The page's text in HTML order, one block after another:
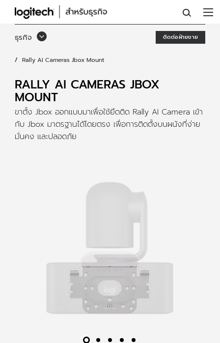
ขา
ตั้ง
JBOX
สำหรับ
RALLY
AI
CAMERA
ธุรกิจ ติดต่อฝ่ายขาย
Rally AI Cameras Jbox Mount
RALLY AI CAMERAS JBOX
MOUNT
ขาตั้ง Jbox ออกแบบมาเพื่อใช้ยึดติด Rally AI Camera เข้า
กับ Jbox มาตรฐานได้โดยตรง เพื่อการติดตั้งบนผนังที่ง่าย
มั่นคง และปลอดภัย